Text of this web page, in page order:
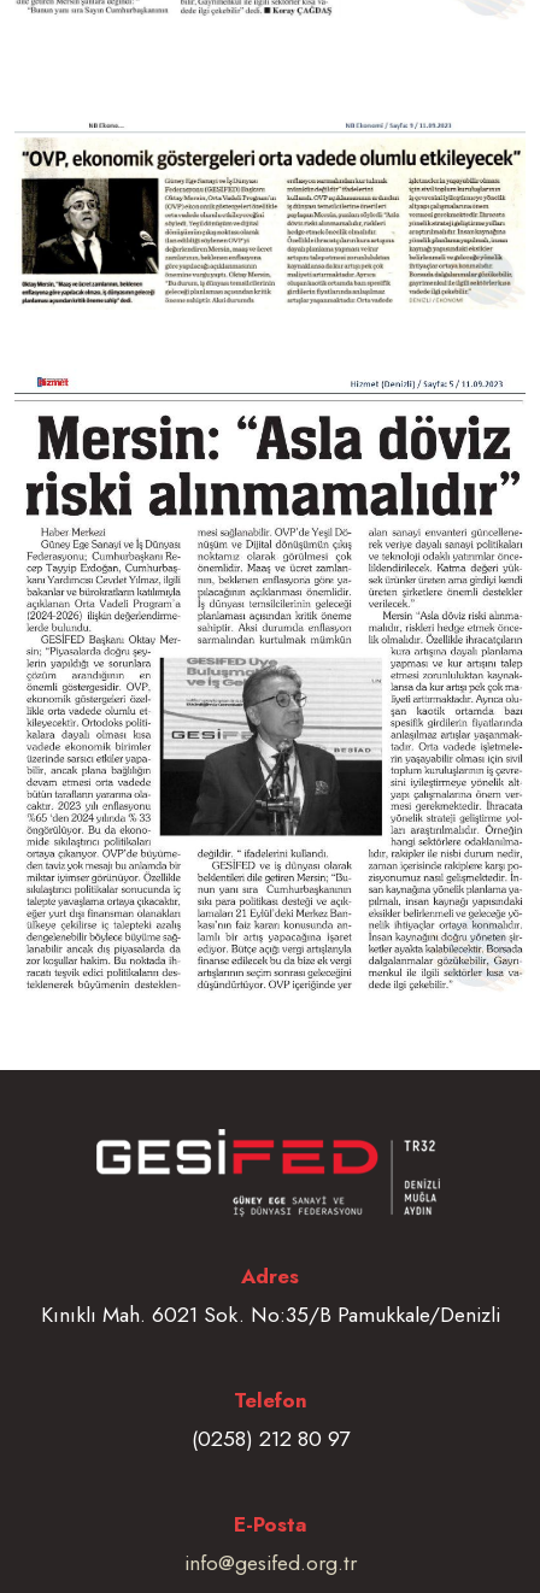
Adres
Kınıklı Mah. 6021 Sok. No:35/B Pamukkale/Denizli
Telefon
(0258) 212 80 97
E-Posta
info@gesifed.org.tr